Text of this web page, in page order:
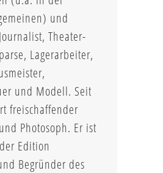
und
Theater-
Lagerarbeiter,
und Modell. Seit
freischaffender
Photosoph. Er ist
Edition
Begründer des